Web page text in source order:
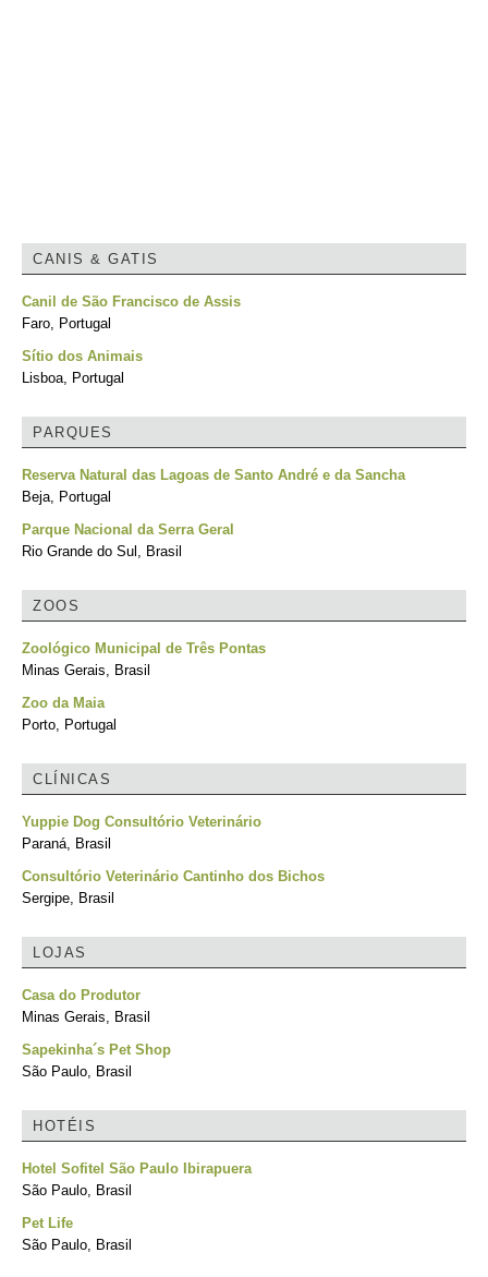
CANIS & GATIS
Canil de São Francisco de Assis
Faro, Portugal
Sítio dos Animais
Lisboa, Portugal
PARQUES
Reserva Natural das Lagoas de Santo André e da Sancha
Beja, Portugal
Parque Nacional da Serra Geral
Rio Grande do Sul, Brasil
ZOOS
Zoológico Municipal de Três Pontas
Minas Gerais, Brasil
Zoo da Maia
Porto, Portugal
CLÍNICAS
Yuppie Dog Consultório Veterinário
Paraná, Brasil
Consultório Veterinário Cantinho dos Bichos
Sergipe, Brasil
LOJAS
Casa do Produtor
Minas Gerais, Brasil
Sapekinha´s Pet Shop
São Paulo, Brasil
HOTÉIS
Hotel Sofitel São Paulo Ibirapuera
São Paulo, Brasil
Pet Life
São Paulo, Brasil